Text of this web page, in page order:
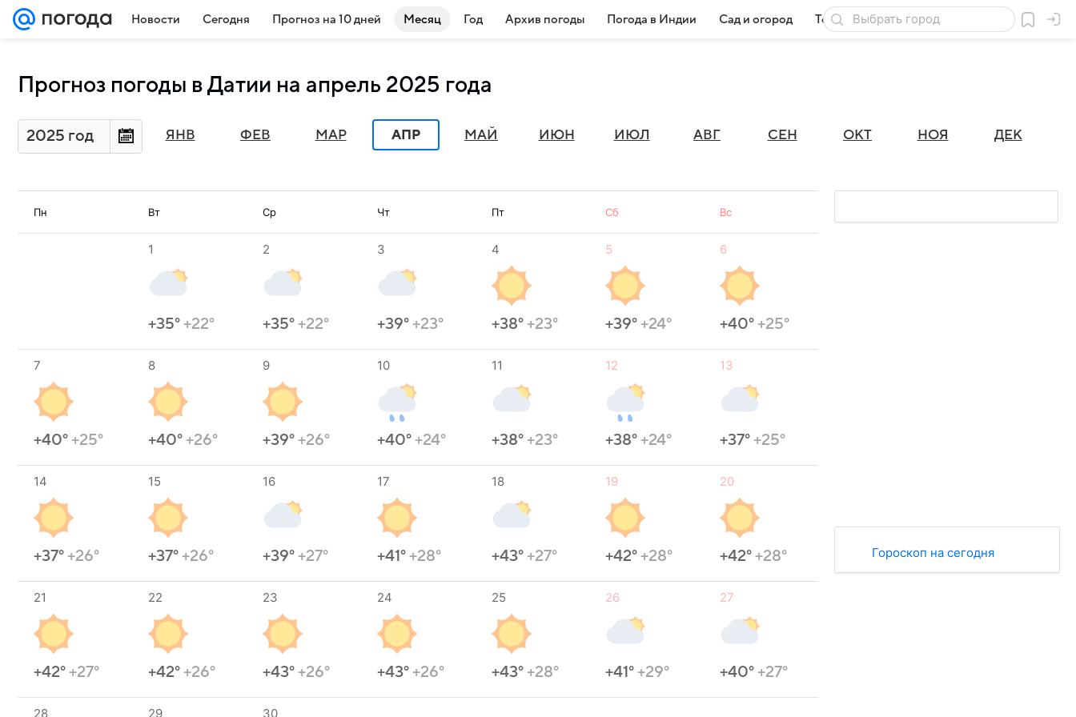
Новости Сегодня Прогноз на 10 дней Месяц Год Архив погоды Погода в Индии Сад и огород Товары для дачи
Прогноз погоды в Датии на апрель 2025 года
2025 год ЯНВ ФЕВ МАР АПР МАЙ ИЮН ИЮЛ АВГ СЕН ОКТ НОЯ ДЕК
Пн Вт Ср Чт Пт Сб Вс
1
+35°+22°
2
+35°+22°
3
+39°+23°
4
+38°+23°
5
+39°+24°
6
+40°+25°
7
+40°+25°
8
+40°+26°
9
+39°+26°
10
+40°+24°
11
+38°+23°
12
+38°+24°
13
+37°+25°
14
+37°+26°
15
+37°+26°
16
+39°+27°
17
+41°+28°
18
+43°+27°
19
+42°+28°
20
+42°+28°
21
+42°+27°
22
+42°+26°
23
+43°+26°
24
+43°+26°
25
+43°+28°
26
+41°+29°
27
+40°+27°
28 29 30
Гороскоп на сегодня